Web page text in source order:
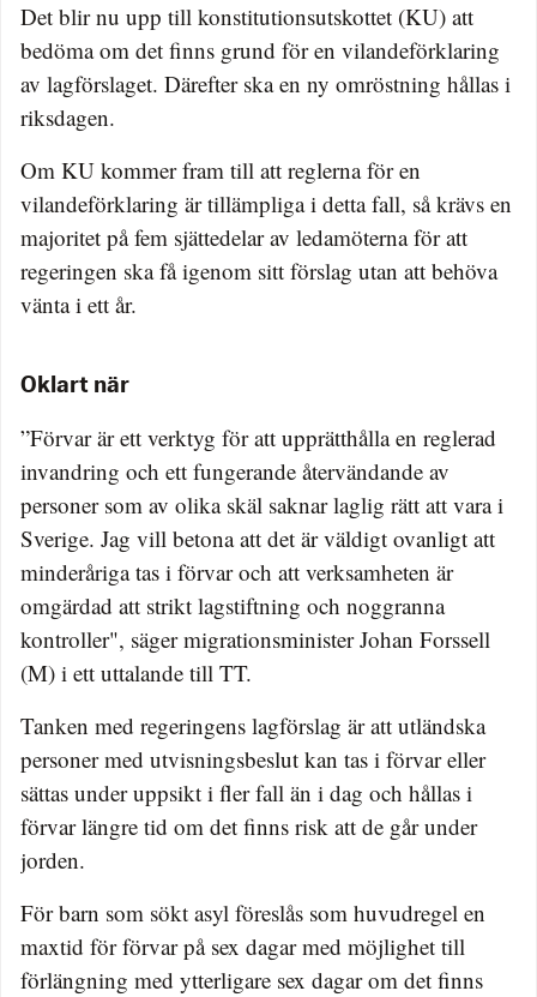
Det blir nu upp till konstitutionsutskottet (KU) att
bedöma om det finns grund för en vilandeförklaring
av lagförslaget. Därefter ska en ny omröstning hållas i
riksdagen.
Om KU kommer fram till att reglerna för en
vilandeförklaring är tillämpliga i detta fall, så krävs en
majoritet på fem sjättedelar av ledamöterna för att
regeringen ska få igenom sitt förslag utan att behöva
vänta i ett år.
Oklart när
”Förvar är ett verktyg för att upprätthålla en reglerad
invandring och ett fungerande återvändande av
personer som av olika skäl saknar laglig rätt att vara i
Sverige. Jag vill betona att det är väldigt ovanligt att
minderåriga tas i förvar och att verksamheten är
omgärdad att strikt lagstiftning och noggranna
kontroller", säger migrationsminister Johan Forssell
(M) i ett uttalande till TT.
Tanken med regeringens lagförslag är att utländska
personer med utvisningsbeslut kan tas i förvar eller
sättas under uppsikt i fler fall än i dag och hållas i
förvar längre tid om det finns risk att de går under
jorden.
För barn som sökt asyl föreslås som huvudregel en
maxtid för förvar på sex dagar med möjlighet till
förlängning med ytterligare sex dagar om det finns